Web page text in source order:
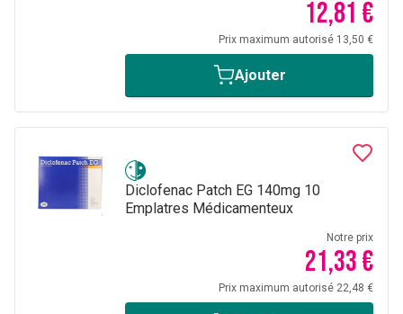
12,81 €
Prix maximum autorisé 13,50 €
Ajouter
Diclofenac Patch EG 140mg 10
Emplatres Médicamenteux
Notre prix
21,33 €
Prix maximum autorisé 22,48 €